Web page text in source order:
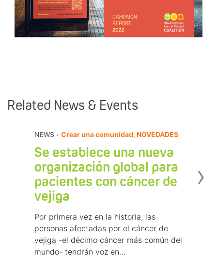
Related News & Events
NEWS . Crear una comunidad, NOVEDADES
Se establece una nueva
organización global para
pacientes con cáncer de
vejiga
Por primera vez en la historia, las
personas afectadas por el cáncer de
vejiga -el décimo cáncer más común del
mundo- tendrán voz en…
›